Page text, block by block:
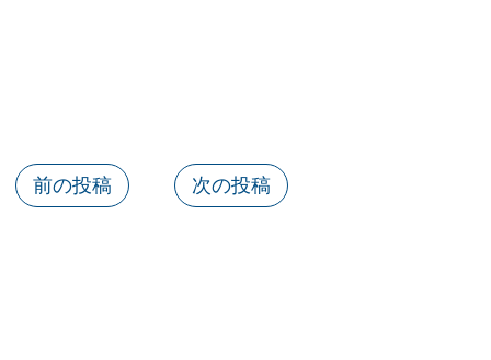
前の投稿 次の投稿